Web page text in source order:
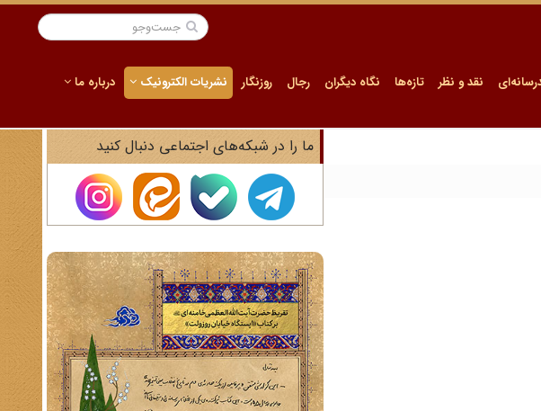
نقد و نظر تازه‌ها نگاه دیگران رجال روزنگار نشریات الکترونیک درباره ما
ما را در شبکه‌های اجتماعی دنبال کنید